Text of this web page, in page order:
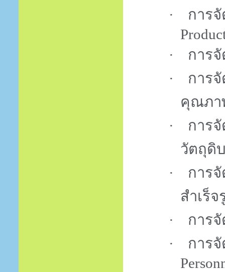
·
การ
·
การ
·
การ
คุณภ
·
การ
วัตถุดิ
·
การ
สำเร็
·
การ
·
การ